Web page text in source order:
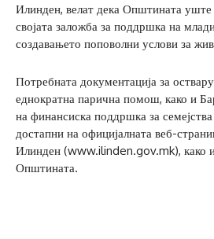
Илинден, велат дека Општината уште
својата заложба за поддршка на
создавањето поповолни услови за
Потребната документација за
еднократна парична помош, како и
на финансиска поддршка за
достапни на официјалната веб-
Илинден (www.ilinden.gov.mk), како
Општината.